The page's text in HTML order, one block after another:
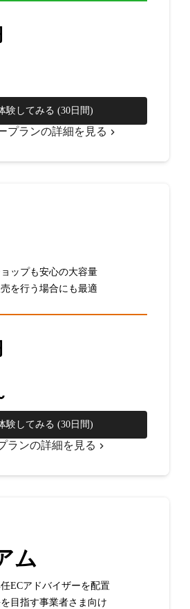
験してみる (30日間)
プランの詳細を見る
ップも安心の大容量
を行う場合にも最適
験してみる (30日間)
ランの詳細を見る
ム
ECアドバイザーを配置
目指す事業者さま向け